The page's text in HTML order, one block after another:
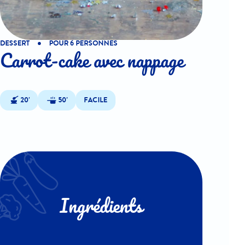
DESSERT POUR 6 PERSONNES
Carrot-cake avec nappage
20' 50' FACILE
Ingrédients